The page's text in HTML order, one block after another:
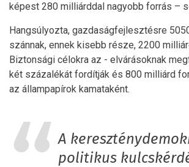
képest 280 milliárddal nagyobb forrás –
Hangsúlyozta, gazdaságfejlesztésre
szánnak, ennek kisebb része, 2200
Biztonsági célokra az - elvárásoknak
két százalékát fordítják és 800 milliárd
az állampapírok kamataként.
A
politikus